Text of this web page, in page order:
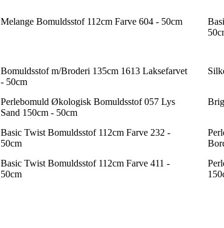
Melange Bomuldsstof 112cm Farve 604 - 50cm
Bomuldsstof m/Broderi 135cm 1613 Laksefarvet
- 50cm
Perlebomuld Økologisk Bomuldsstof 057 Lys
Sand 150cm - 50cm
Basic Twist Bomuldsstof 112cm Farve 232 -
50cm
Basic Twist Bomuldsstof 112cm Farve 411 -
50cm